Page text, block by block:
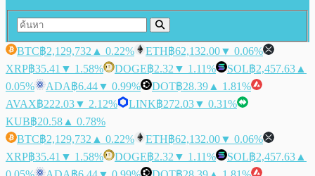
BTC฿2,129,732 ▲ 0.22% ETH฿62,132.00▼ 0.06%
XRP฿35.41 ▼ 1.58% DOGE฿2.32 ▼ 1.11% SOL฿2,457.63 ▲
0.05%
ADA฿6.44▼ 0.99% DOT฿28.39 ▲ 1.81%
AVAX฿222.03▼ 2.12% LINK฿272.03▼ 0.31%
KUB฿20.58 ▲ 0.78%
BTC฿2,129,732 ▲ 0.22% ETH฿62,132.00▼ 0.06%
XRP฿35.41 ▼ 1.58% DOGE฿2.32 ▼ 1.11% SOL฿2,457.63 ▲